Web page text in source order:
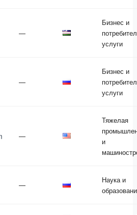
—
Бизнес и
услуги
—
Бизнес и
услуги
—
Тяжелая
и
—
Наука и